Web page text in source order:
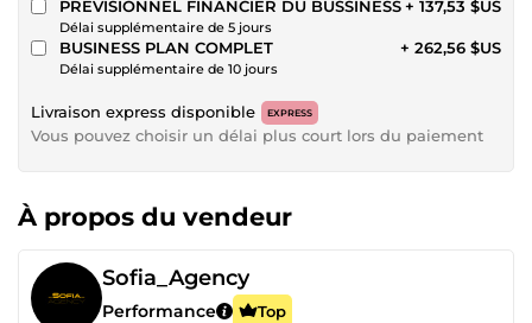
PREVISIONNEL FINANCIER DU BUSSINESS
Délai supplémentaire de 5 jours
+ 137,53 $US
BUSINESS PLAN COMPLET
Délai supplémentaire de 10 jours
+ 262,56 $US
Livraison express disponible EXPRESS
Vous pouvez choisir un délai plus court lors du paiement
À propos du vendeur
Sofia_Agency
Performance Top